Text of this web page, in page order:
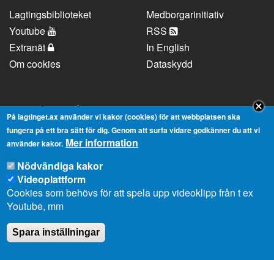
Lagtingsbiblioteket
Medborgarinitiativ
Youtube
RSS
Extranät
In English
Om cookies
Dataskydd
Kontaktuppgifter
Strandgatan 37, AX-22100 Mariehamn
Telefonnummer:
+358 18 25000
E-
post:
info@lagtinget.ax
Fler:
Kontakta lagtingets kansli
På lagtinget.ax använder vi kakor (cookies) för att webbplatsen ska
fungera på ett bra sätt för dig. Genom att surfa vidare godkänner du att vi
använder kakor. Mer information
Nödvändiga kakor
Videoplattform
Cookies som behövs för att spela upp videoklipp från t ex
Youtube, mm
Spara inställningar